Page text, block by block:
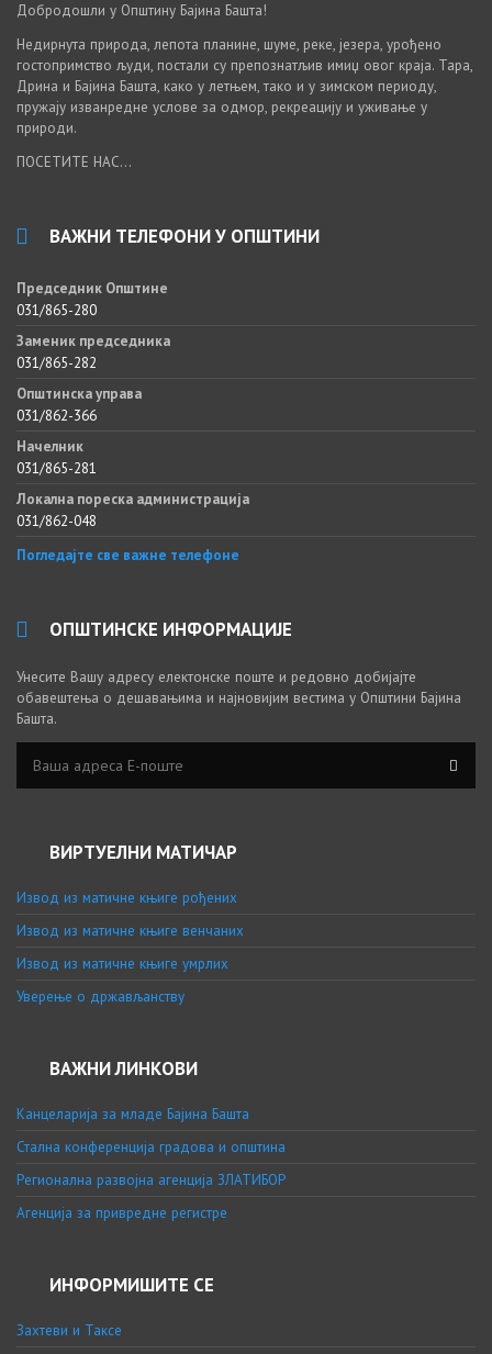
Добродошли у Општину Бајина Башта!
Недирнута природа, лепота планине, шуме, реке, језера, урођено
гостопримство људи, постали су препознатљив имиџ овог краја. Тара,
Дрина и Бајина Башта, како у летњем, тако и у зимском периоду,
пружају изванредне услове за одмор, рекреацију и уживање у
природи.
ПОСЕТИТЕ НАС...
ВАЖНИ ТЕЛЕФОНИ У ОПШТИНИ
Председник Општине
031/865-280
Заменик председника
031/865-282
Општинска управа
031/862-366
Начелник
031/865-281
Локална пореска администрација
031/862-048
Погледајте све важне телефоне
ОПШТИНСКЕ ИНФОРМАЦИЈЕ
Унесите Вашу адресу електонске поште и редовно добијајте
обавештења о дешавањима и најновијим вестима у Општини Бајина
Башта.
ВИРТУЕЛНИ МАТИЧАР
Извод из матичне књиге рођених
Извод из матичне књиге венчаних
Извод из матичне књиге умрлих
Уверење о држављанству
ВАЖНИ ЛИНКОВИ
Канцеларија за младе Бајина Башта
Стална конференција градова и општина
Регионална развојна агенција ЗЛАТИБОР
Агенција за привредне регистре
ИНФОРМИШИТЕ СЕ
Захтеви и Таксе